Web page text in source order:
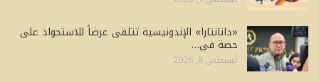
«دانانتارا» الإندونيسية تتلقى عرضاً للاستحواذ على
حصة في…
أغسطس 8, 2026